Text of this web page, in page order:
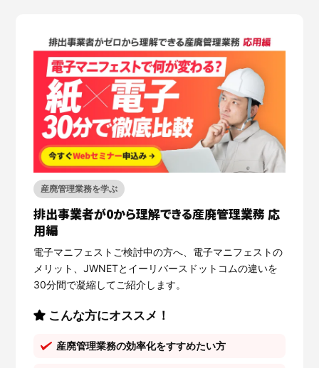
産廃管理業務を学ぶ
排出事業者が0から理解できる産廃管理業務 応
用編
電子マニフェストご検討中の方へ、電子マニフェストの
メリット、JWNETとイーリバースドットコムの違いを
30分間で凝縮してご紹介します。
こんな方にオススメ！
産廃管理業務の効率化をすすめたい方